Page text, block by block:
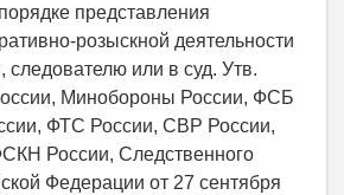
представления
розыскной деятельности
следователю или в суд. Утв.
Минобороны России, ФСБ
ФТС России, СВР России,
России, Следственного
Федерации от 27 сентября